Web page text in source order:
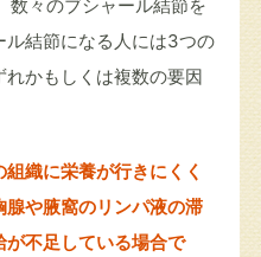
数々のブシャール結節を
結節になる人には3つの
かもしくは複数の要因
織に栄養が行きにくく
や腋窩のリンパ液の滞
が不足している場合で